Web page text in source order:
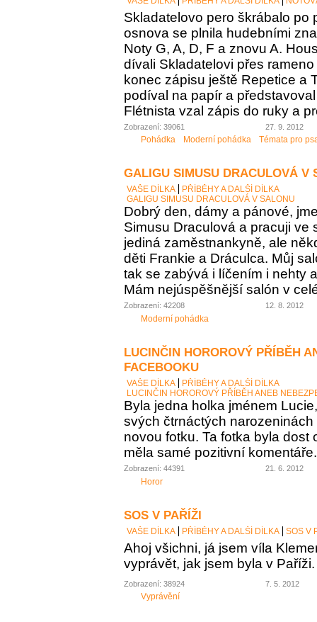
Skladatelovo pero škrábalo po
osnova se plnila hudebními
Noty G, A, D, F a znovu A.
dívali Skladatelovi přes
konec zápisu ještě Repetice a
podíval na papír a
Flétnista vzal zápis do ruky a
Zobrazení: 39061 27. 9. 2012
Pohádka Moderní pohádka Témata pro
GALIGU SIMUSU DRACULOVÁ V
VAŠE DÍLKA
PŘÍBĚHY A DALŠÍ DÍLKA
GALIGU SIMUSU DRACULOVÁ V SALONU
Dobrý den, dámy a pánové,
Simusu Draculová a pracuji ve
jediná zaměstnankyně, ale
děti Frankie a Dráculca. Můj
tak se zabývá i líčením i nehty
Mám nejúspěšnější salón v
Zobrazení: 42208 12. 8. 2012
Moderní pohádka
LUCINČIN HOROROVÝ PŘÍBĚH
FACEBOOKU
VAŠE DÍLKA
PŘÍBĚHY A DALŠÍ DÍLKA
LUCINČIN HOROROVÝ PŘÍBĚH ANEB
Byla jedna holka jménem
svých čtrnáctých
novou fotku. Ta fotka byla dost
měla samé pozitivní
Zobrazení: 44391 21. 6. 2012
Horor
SOS V PAŘÍŽI
VAŠE DÍLKA PŘÍBĚHY A DALŠÍ DÍLKA SOS V
Ahoj všichni, já jsem víla
vyprávět, jak jsem byla v Paříži.
Zobrazení: 38924 7. 5. 2012
Vyprávění